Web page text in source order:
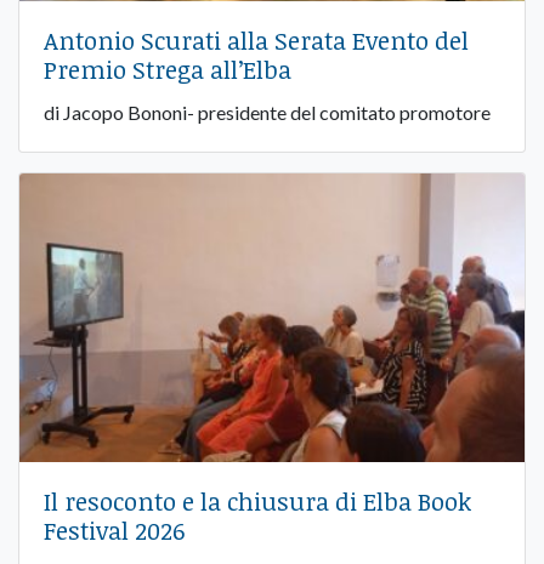
Antonio Scurati alla Serata Evento del
Premio Strega all’Elba
di Jacopo Bononi- presidente del comitato promotore
Il resoconto e la chiusura di Elba Book
Festival 2026